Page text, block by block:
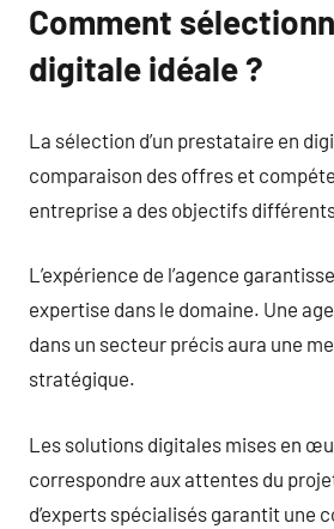
Comment
digitale idéale ?
La sélection d’un prestataire en
comparaison des offres et
entreprise a des objectifs
L’expérience de l’agence
expertise dans le domaine. Une
dans un secteur précis aura une
stratégique.
Les solutions digitales mises en
correspondre aux attentes du
d’experts spécialisés garantit une